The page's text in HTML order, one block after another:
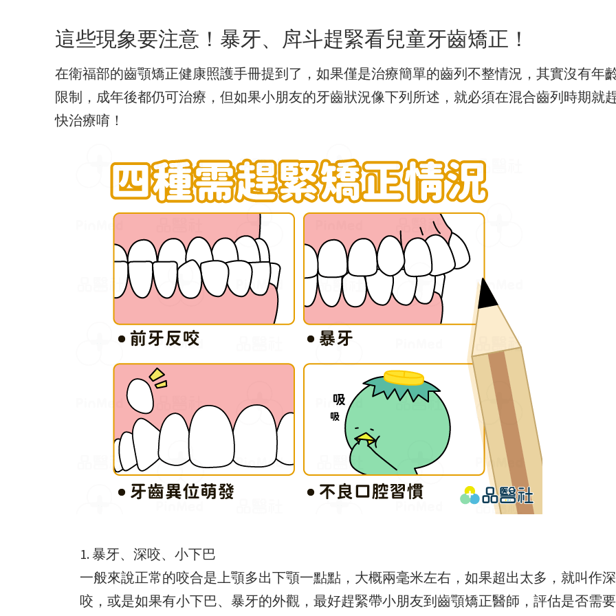
這些現象要注意！暴牙、戽斗趕緊看兒童牙齒矯正！
在衛福部的齒顎矯正健康照護手冊提到了，如果僅是治療簡單的齒列不整情況，其實沒有年
限制，成年後都仍可治療，但如果小朋友的牙齒狀況像下列所述，就必須在混合齒列時期就
快治療唷！
暴牙、深咬、小下巴
一般來說正常的咬合是上顎多出下顎一點點，大概兩毫米左右，如果超出太多，就叫作深
咬，或是如果有小下巴、暴牙的外觀，最好趕緊帶小朋友到齒顎矯正醫師，評估是否需要